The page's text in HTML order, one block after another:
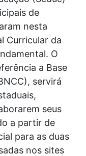
de
nesta
Curricular da
O
a Base
servirá
seus
a partir de
para as duas
nos sites